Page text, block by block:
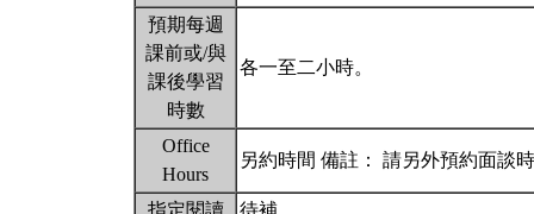
預期每週
課前或/與
課後學習
時數
各一至二小時。
Office
Hours
另約時間 備註： 請另外預約面談
指定閱讀 待補